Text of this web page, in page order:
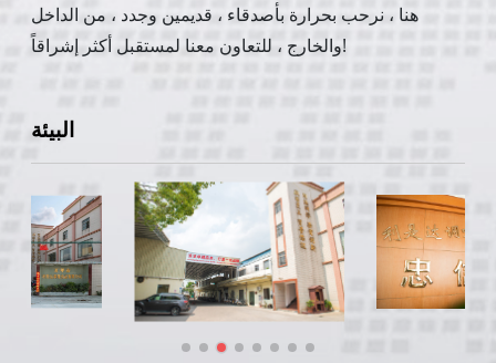
هنا ، نرحب بحرارة بأصدقاء ، قديمين وجدد ، من الداخل
والخارج ، للتعاون معنا لمستقبل أكثر إشراقاً!
البيئة